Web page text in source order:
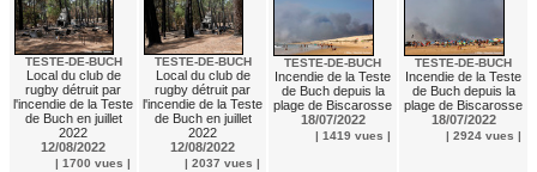
TESTE-DE-BUCH
Local du club de
rugby détruit par
l'incendie de la Teste
de Buch en juillet
2022
12/08/2022
| 1700 vues |
TESTE-DE-BUCH
Local du club de
rugby détruit par
l'incendie de la Teste
de Buch en juillet
2022
12/08/2022
| 2037 vues |
TESTE-DE-BUCH
Incendie de la Teste
de Buch depuis la
plage de Biscarosse
18/07/2022
| 1419 vues |
TESTE-DE-BUCH
Incendie de la Teste
de Buch depuis la
plage de Biscarosse
18/07/2022
| 2924 vues |